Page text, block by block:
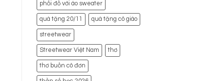
phối đồ với áo sweater
quà tặng 20/11 quà tặng cô giáo
streetwear
Streetwear Việt Nam thơ
thơ buồn cô đơn